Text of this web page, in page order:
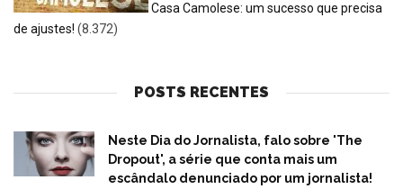
Casa Camolese: um sucesso que precisa
de ajustes! (8.372)
POSTS RECENTES
Neste Dia do Jornalista, falo sobre 'The
Dropout', a série que conta mais um
escândalo denunciado por um jornalista!